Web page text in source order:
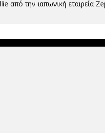
από την ιαπωνική εταιρεία